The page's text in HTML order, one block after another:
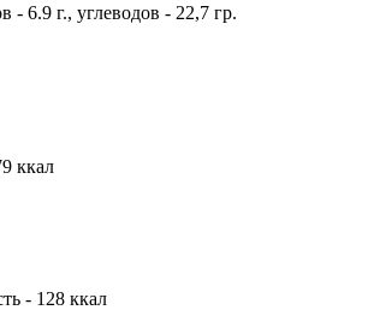
- 6.9 г., углеводов - 22,7 гр.
ккал
- 128 ккал